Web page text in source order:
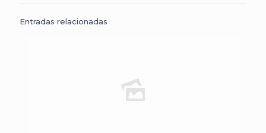
Entradas relacionadas